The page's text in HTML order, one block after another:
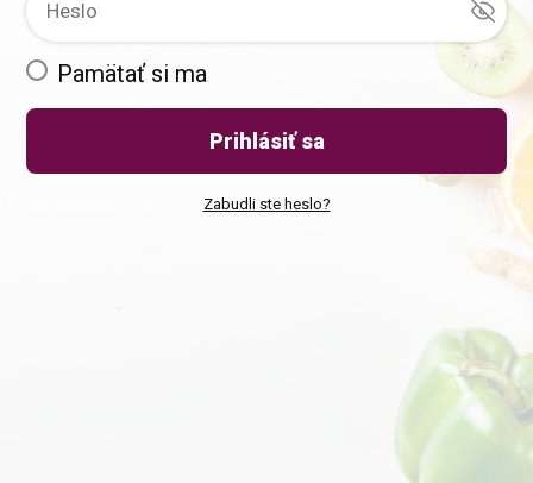
Pamätať si ma
Prihlásiť sa
Zabudli ste heslo?